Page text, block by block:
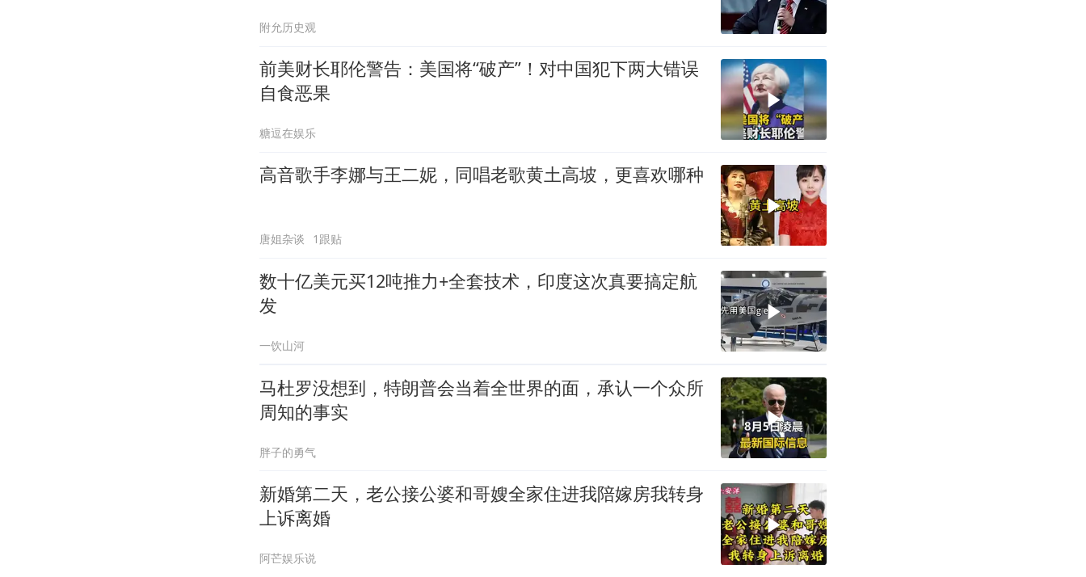
附允历史观
前美财长耶伦警告：美国将“破产”！对中国犯下两大错误
自食恶果
糖逗在娱乐
高音歌手李娜与王二妮，同唱老歌黄土高坡，更喜欢哪种
唐姐杂谈 1跟贴
数十亿美元买12吨推力+全套技术，印度这次真要搞定航
发
一饮山河
马杜罗没想到，特朗普会当着全世界的面，承认一个众所
周知的事实
胖子的勇气
新婚第二天，老公接公婆和哥嫂全家住进我陪嫁房我转身
上诉离婚
阿芒娱乐说